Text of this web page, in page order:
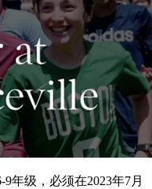
年级，必须在2023年7月